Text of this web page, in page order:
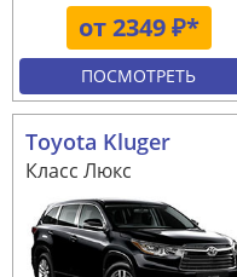
от 2349 ₽*
ПОСМОТРЕТЬ
Toyota Kluger
Класс Люкс